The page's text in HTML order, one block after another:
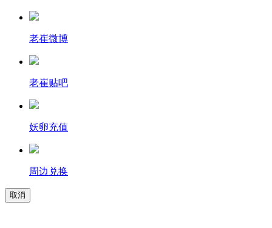
老崔微博
老崔贴吧
妖卵充值
周边兑换
取消